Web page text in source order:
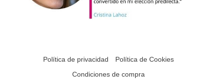
Política de privacidad
Política de Cookies
Condiciones de compra